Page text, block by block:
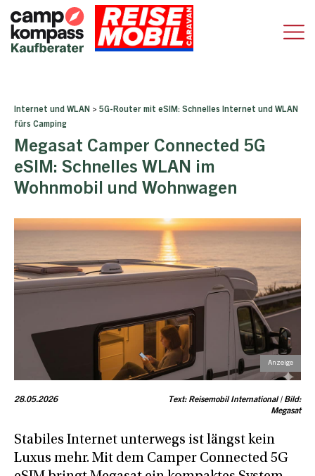
Internet und WLAN > 5G-Router mit eSIM: Schnelles Internet und WLAN
fürs Camping
Megasat Camper Connected 5G
eSIM: Schnelles WLAN im
Wohnmobil und Wohnwagen
28.05.2026
Text: Reisemobil International | Bild:
Megasat
Stabiles Internet unterwegs ist längst kein
Luxus mehr. Mit dem Camper Connected 5G